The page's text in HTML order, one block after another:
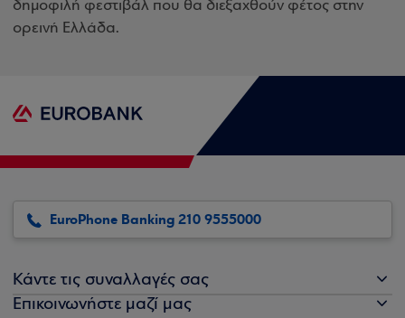
δημοφιλή φεστιβάλ που θα διεξαχθούν φέτος στην
ορεινή Ελλάδα.
EuroPhone Banking 210 9555000
Κάντε τις συναλλαγές σας
Επικοινωνήστε μαζί μας